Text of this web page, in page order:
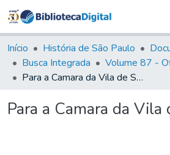
&
Coleções
Tudo na
Biblioteca
Início História de São Paulo
Busca Integrada
Para a Camara da Vila de Santos
Para a Camara da Vila